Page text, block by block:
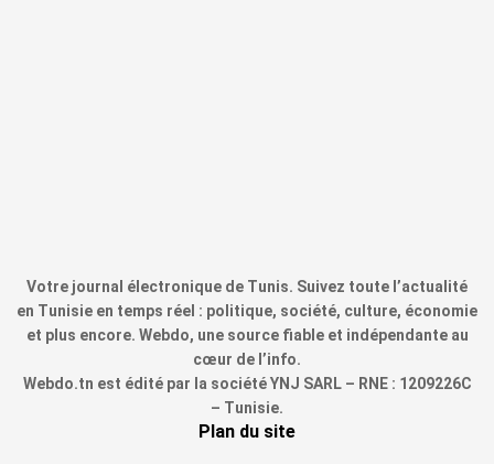
Votre journal électronique de Tunis. Suivez toute l’actualité
en Tunisie en temps réel : politique, société, culture, économie
et plus encore. Webdo, une source fiable et indépendante au
cœur de l’info.
Webdo.tn est édité par la société YNJ SARL – RNE : 1209226C
– Tunisie.
Plan du site